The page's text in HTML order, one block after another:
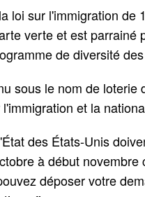
loi sur l'immigration
verte et est
de diversité
sous le nom de
et la
des États-Unis
à début
déposer votre